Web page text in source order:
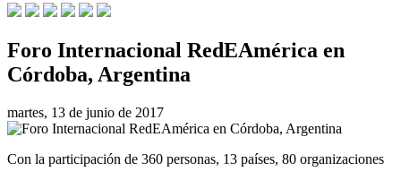
Foro Internacional RedEAmérica en
Córdoba, Argentina
martes, 13 de junio de 2017
Con la participación de 360 personas, 13 países, 80 organizaciones